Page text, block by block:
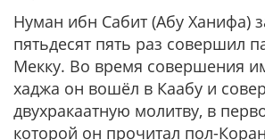
Нуман ибн Сабит (Абу Ханифа)
пятьдесят пять раз совершил
Мекку. Во время совершения
хаджа он вошёл в Каабу и
двухракаатную молитву, в
которой он прочитал пол-